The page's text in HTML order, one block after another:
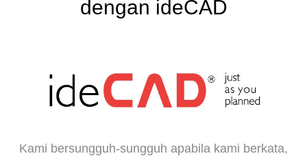
dengan ideCAD
Kami bersungguh-sungguh apabila kami berkata,